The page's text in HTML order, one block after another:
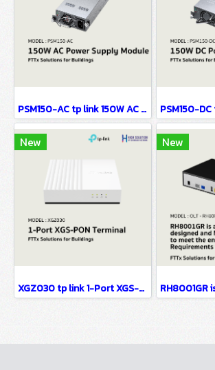
PSM150-AC tp link 150W AC Power Supply Module FTTx Solutions for Buildings
New
XGZ030 tp link 1-Port XGS-PON Terminal FTTx Solutions for Buildings
New